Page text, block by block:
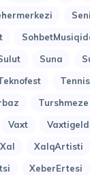
Suna
Tennis
Turshmeze
Vaxt
Xal XalqArtisti
XeberErtesi